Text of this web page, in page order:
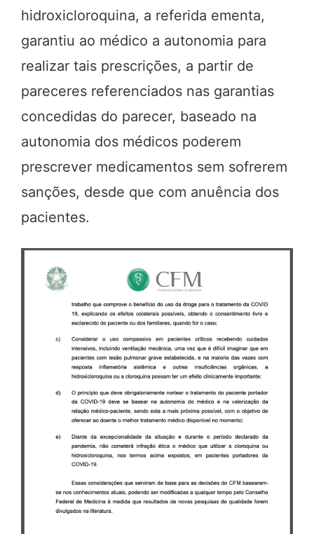
hidroxicloroquina, a referida ementa,
garantiu ao médico a autonomia para
realizar tais prescrições, a partir de
pareceres referenciados nas garantias
concedidas do parecer, baseado na
autonomia dos médicos poderem
prescrever medicamentos sem sofrerem
sanções, desde que com anuência dos
pacientes.